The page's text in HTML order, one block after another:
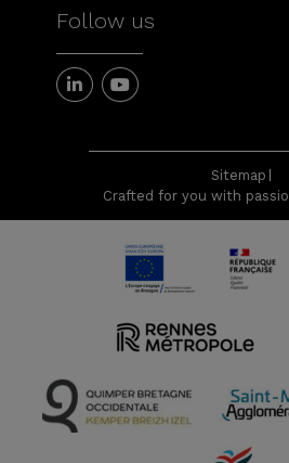
Follow us
Sitemap
Crafted for you with